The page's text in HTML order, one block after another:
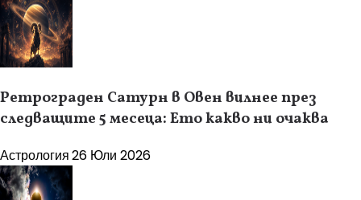
Ретрограден Сатурн в Овен вилнее през
следващите 5 месеца: Ето какво ни очаква
Астрология26 Юли 2026